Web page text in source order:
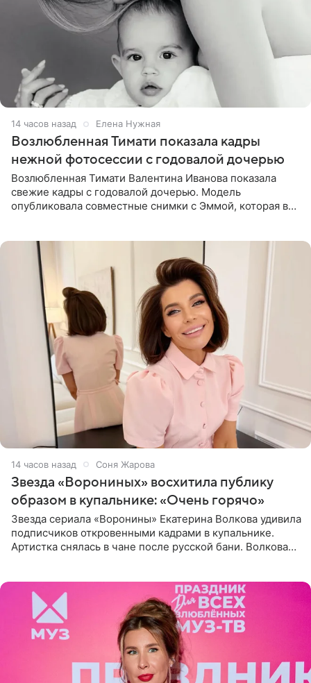
14 часов назад Елена Нужная
Возлюбленная Тимати показала кадры
нежной фотосессии с годовалой дочерью
Возлюбленная Тимати Валентина Иванова показала
свежие кадры с годовалой дочерью. Модель
опубликовала совместные снимки с Эммой, которая в
14 часов назад Соня Жарова
Звезда «Ворониных» восхитила публику
образом в купальнике: «Очень горячо»
Звезда сериала «Воронины» Екатерина Волкова удивила
подписчиков откровенными кадрами в купальнике.
Артистка снялась в чане после русской бани. Волкова